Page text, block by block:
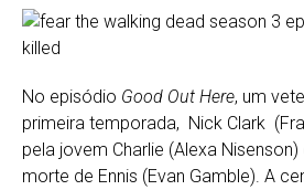
No episódio Good Out Here, um
primeira temporada, Nick Clark
pela jovem Charlie (Alexa
morte de Ennis (Evan Gamble). A